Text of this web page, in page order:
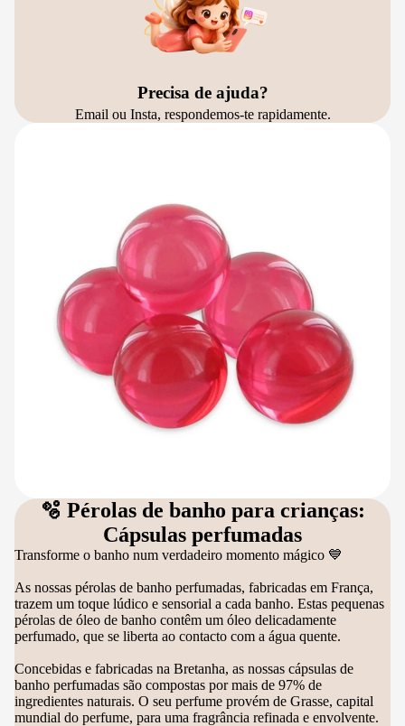
Precisa de ajuda?
Email ou Insta, respondemos-te rapidamente.
🫧 Pérolas de banho para crianças:
Cápsulas perfumadas
Transforme o banho num verdadeiro momento mágico 💙
As nossas pérolas de banho perfumadas, fabricadas em França,
trazem um toque lúdico e sensorial a cada banho. Estas pequenas
pérolas de óleo de banho contêm um óleo delicadamente
perfumado, que se liberta ao contacto com a água quente.
Concebidas e fabricadas na Bretanha, as nossas cápsulas de
banho perfumadas são compostas por mais de 97% de
ingredientes naturais. O seu perfume provém de Grasse, capital
mundial do perfume, para uma fragrância refinada e envolvente.